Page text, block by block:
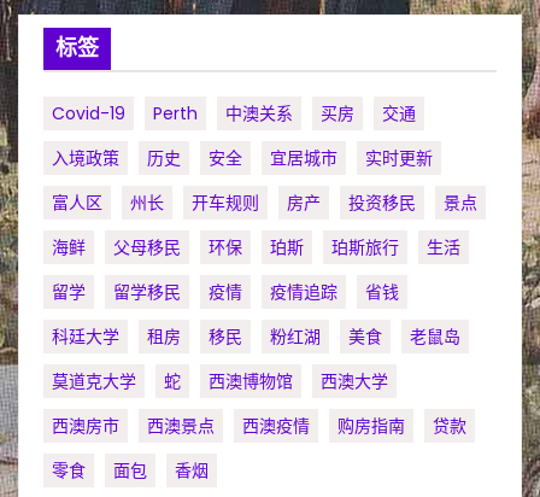
标签
Covid-19 Perth 中澳关系 买房
交通
入境政策
历史 安全 宜居城市
实时更新
富人区
州长 开车规则 房产 投资移民
景点
海鲜
父母移民 环保 珀斯 珀斯旅行
生活
留学
留学移民 疫情 疫情追踪
省钱
科廷大学
租房 移民 粉红湖 美食
老鼠岛
莫道克大学
蛇 西澳博物馆
西澳大学
西澳房市
西澳景点 西澳疫情 购房指南
贷款
零食
面包 香烟